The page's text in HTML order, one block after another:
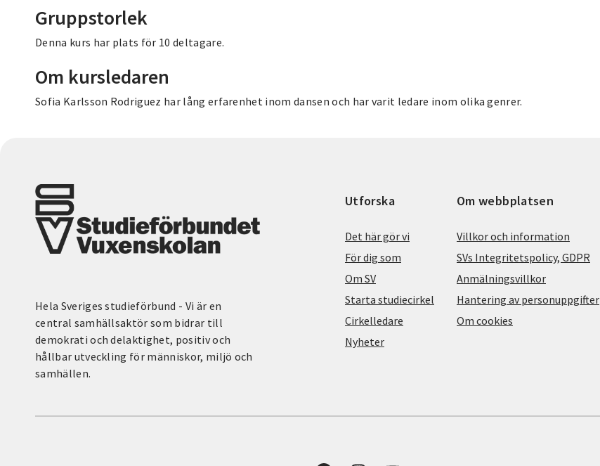
Gruppstorlek
Denna kurs har plats för 10 deltagare.
Om kursledaren
Sofia Karlsson Rodriguez har lång erfarenhet inom dansen och har varit ledare inom olika genrer.
Hela Sveriges studieförbund - Vi är en
central samhällsaktör som bidrar till
demokrati och delaktighet, positiv och
hållbar utveckling för människor, miljö och
samhällen.
Utforska
Det här gör vi
För dig som
Om SV
Starta studiecirkel
Cirkelledare
Nyheter
Om webbplatsen
Villkor och information
SVs Integritetspolicy, GDPR
Anmälningsvillkor
Hantering av personuppgifter
Om cookies